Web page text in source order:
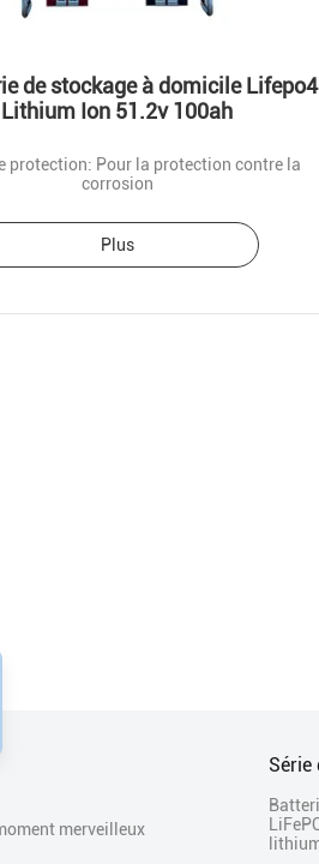
de stockage à domicile Lifepo4
Lithium Ion 51.2v 100ah
protection: Pour la protection contre la
corrosion
Plus
merveilleux
Série